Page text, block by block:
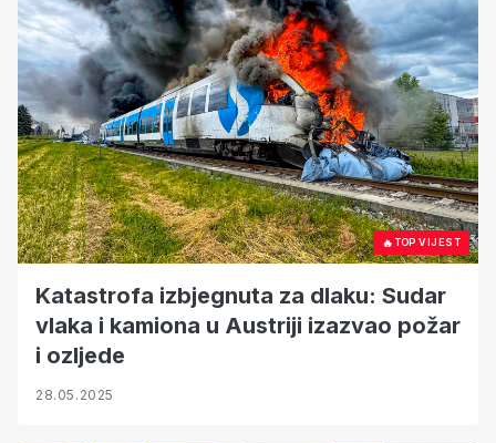
🔥TOP VIJEST
Katastrofa izbjegnuta za dlaku: Sudar
vlaka i kamiona u Austriji izazvao požar
i ozljede
28.05.2025